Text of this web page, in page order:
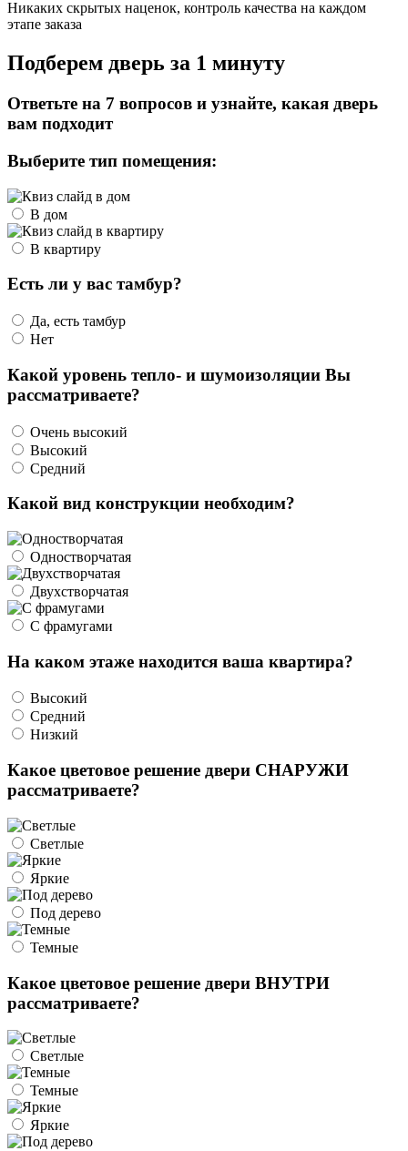
Никаких скрытых наценок, контроль качества на каждом
этапе заказа
Подберем дверь за 1 минуту
Ответьте на 7 вопросов и узнайте, какая дверь
вам подходит
Выберите тип помещения:
В дом
В квартиру
Есть ли у вас тамбур?
Да, есть тамбур
Нет
Какой уровень тепло- и шумоизоляции Вы
рассматриваете?
Очень высокий
Высокий
Средний
Какой вид конструкции необходим?
Одностворчатая
Двухстворчатая
С фрамугами
На каком этаже находится ваша квартира?
Высокий
Средний
Низкий
Какое цветовое решение двери СНАРУЖИ
рассматриваете?
Светлые
Яркие
Под дерево
Темные
Какое цветовое решение двери ВНУТРИ
рассматриваете?
Светлые
Темные
Яркие